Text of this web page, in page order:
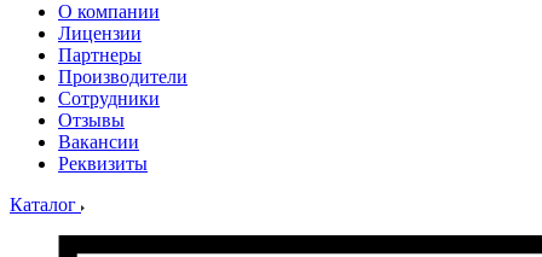
О компании
Лицензии
Партнеры
Производители
Сотрудники
Отзывы
Вакансии
Реквизиты
Каталог